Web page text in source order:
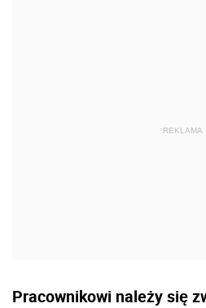
Pracownikowi należy się